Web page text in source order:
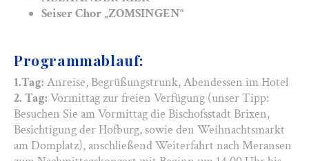
Seiser Chor „ZOMSINGEN“
Programmablauf:
1.Tag: Anreise, Begrüßungstrunk, Abendessen im Hotel
2. Tag: Vormittag zur freien Verfügung (unser Tipp:
Besuchen Sie am Vormittag die Bischofsstadt Brixen,
Besichtigung der Hofburg, sowie den Weihnachtsmarkt
am Domplatz), anschließend Weiterfahrt nach Meransen